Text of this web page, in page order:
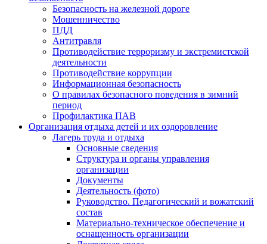
Безопасность на железной дороге
Мошенничество
ПДД
Антитравля
Противодействие терроризму и экстремистской
деятельности
Противодействие коррупции
Информационная безопасность
О правилах безопасного поведения в зимний
период
Профилактика ПАВ
Организация отдыха детей и их оздоровление
Лагерь труда и отдыха
Основные сведения
Структура и органы управления
организации
Документы
Деятельность (фото)
Руководство. Педагогический и вожатский
состав
Материально-техническое обеспечение и
оснащенность организации